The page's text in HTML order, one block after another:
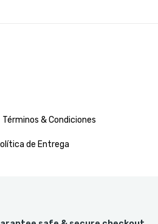
Términos & Condiciones
de Entrega